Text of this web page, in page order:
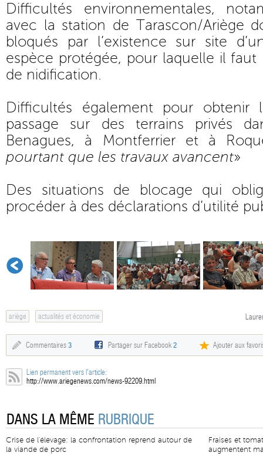
Difficultés environnementales,
avec la station de Tarascon/Ariège
bloqués par l’existence sur site
espèce protégée, pour laquelle il
de nidification.
Difficultés également pour obtenir
passage sur des terrains privés
Benagues, à Montferrier et à
pourtant que les travaux avancent»
Des situations de blocage qui
procéder à des déclarations d’utilité
ariège actualités et économie
Commentaires 3 Partager sur Facebook2 Ajouter aux
Lien permanent vers l'article:
http://www.ariegenews.com/news-92209.html
DANS LA MÊME RUBRIQUE
Crise de l'élevage: la confrontation reprend autour de
la viande de porc
Fraises et
augmentent